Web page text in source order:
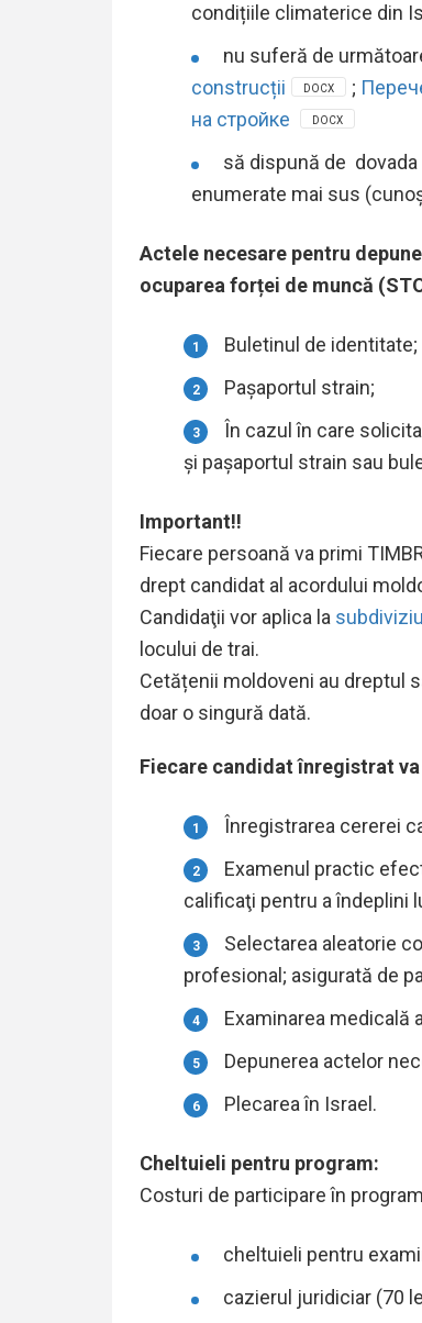
condițiile climaterice din
nu suferă de
construcții
DOCX ;
на стройке
DOCX
să dispună de
enumerate mai sus
Actele necesare pentru
ocuparea forței de muncă
Buletinul de identitate;
Pașaportul strain;
În cazul în care
și pașaportul strain sau
Important!!
Fiecare persoană va primi
drept candidat al acordului
Candidaţii vor aplica la
locului de trai.
Cetățenii moldoveni au dreptul
doar o singură dată.
Fiecare candidat înregistrat
Înregistrarea cererei
Examenul practic
calificaţi pentru a îndeplini
Selectarea aleatorie
profesional; asigurată de
Examinarea medicală
Depunerea actelor
Plecarea în Israel.
Cheltuieli pentru program:
Costuri de participare în
cheltuieli pentru
cazierul juridiciar (70